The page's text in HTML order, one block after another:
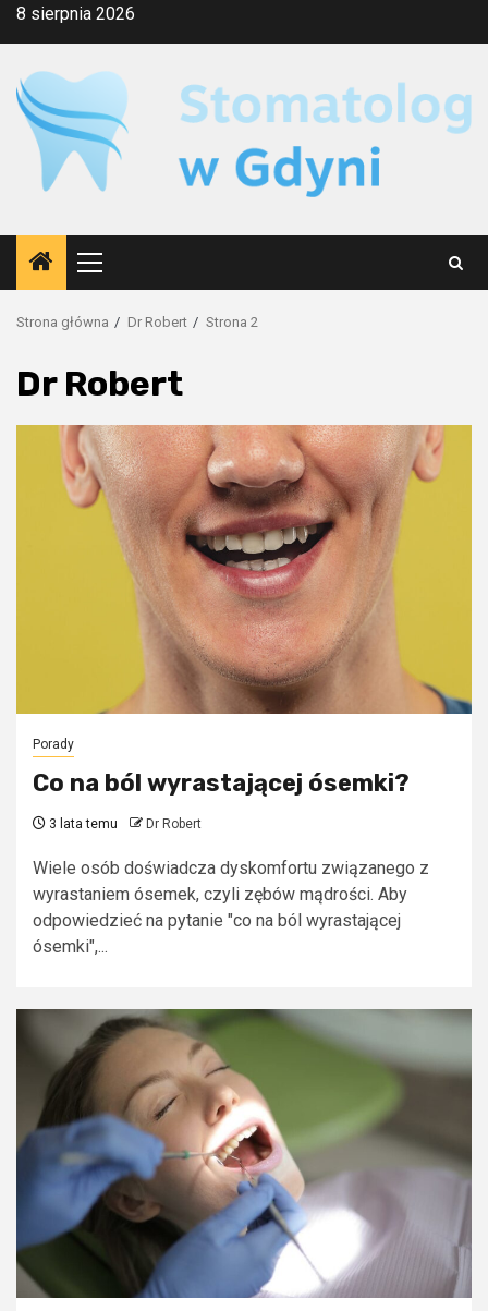
Przejdź
8 sierpnia 2026
Menu
główne
Strona główna Dr Robert Strona 2
Dr Robert
Porady
Co na ból wyrastającej ósemki?
3 lata temu Dr Robert
Wiele osób doświadcza dyskomfortu związanego z
wyrastaniem ósemek, czyli zębów mądrości. Aby
odpowiedzieć na pytanie "co na ból wyrastającej
ósemki",...